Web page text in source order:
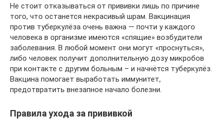
Не стоит отказываться от прививки лишь по причине
того, что останется некрасивый шрам. Вакцинация
против туберкулёза очень важна — почти у каждого
человека в организме имеются «спящие» возбудители
заболевания. В любой момент они могут «проснуться»,
либо человек получит дополнительную дозу микробов
при контакте с другим больным – и начнётся туберкулёз.
Вакцина помогает выработать иммунитет,
предотвратить внезапное начало болезни.
Правила ухода за прививкой